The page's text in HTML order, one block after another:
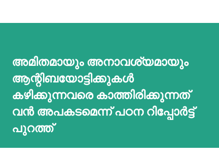
അമിതമായും അനാവശ്യമായും
ആന്റിബയോട്ടിക്കുകള്‍
കഴിക്കുന്നവരെ കാത്തിരിക്കുന്നത്
വൻ അപകടമെന്ന് പഠന റിപ്പോർട്ട്
പുറത്ത്